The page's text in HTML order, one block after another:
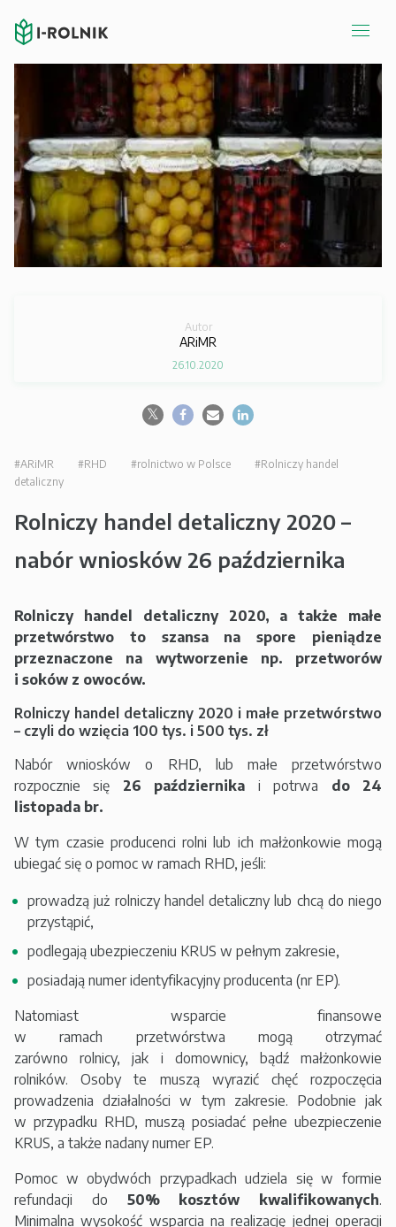
Autor
ARiMR
26.10.2020
#ARiMR #RHD #rolnictwo w Polsce
#Rolniczy handel
detaliczny
Rolniczy handel detaliczny 2020 –
nabór wniosków 26 października
Rolniczy handel detaliczny 2020, a także małe
przetwórstwo to szansa na spore pieniądze
przeznaczone na wytworzenie np. przetworów
i soków z owoców.
Rolniczy handel detaliczny 2020 i małe przetwórstwo
– czyli do wzięcia 100 tys. i 500 tys. zł
Nabór wniosków o RHD, lub małe przetwórstwo
rozpocznie się 26 października i potrwa do 24
listopada br.
W tym czasie producenci rolni lub ich małżonkowie mogą
ubiegać się o pomoc w ramach RHD, jeśli:
prowadzą już rolniczy handel detaliczny lub chcą do niego
przystąpić,
podlegają ubezpieczeniu KRUS w pełnym zakresie,
posiadają numer identyfikacyjny producenta (nr EP).
Natomiast wsparcie finansowe
w ramach przetwórstwa mogą otrzymać
zarówno rolnicy, jak i domownicy, bądź małżonkowie
rolników. Osoby te muszą wyrazić chęć rozpoczęcia
prowadzenia działalności w tym zakresie. Podobnie jak
w przypadku RHD, muszą posiadać pełne ubezpieczenie
KRUS, a także nadany numer EP.
Pomoc w obydwóch przypadkach udziela się w formie
refundacji do 50% kosztów kwalifikowanych.
Minimalna wysokość wsparcia na realizację jednej operacji